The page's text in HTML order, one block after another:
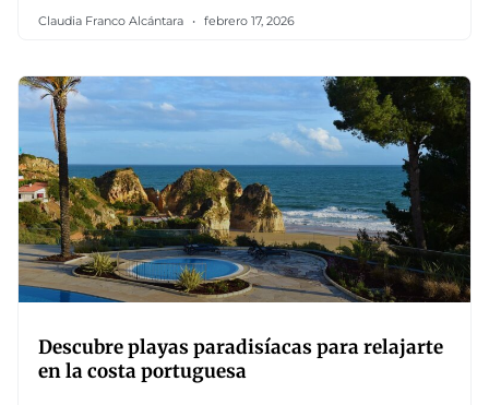
Claudia Franco Alcántara febrero 17, 2026
Descubre playas paradisíacas para relajarte
en la costa portuguesa